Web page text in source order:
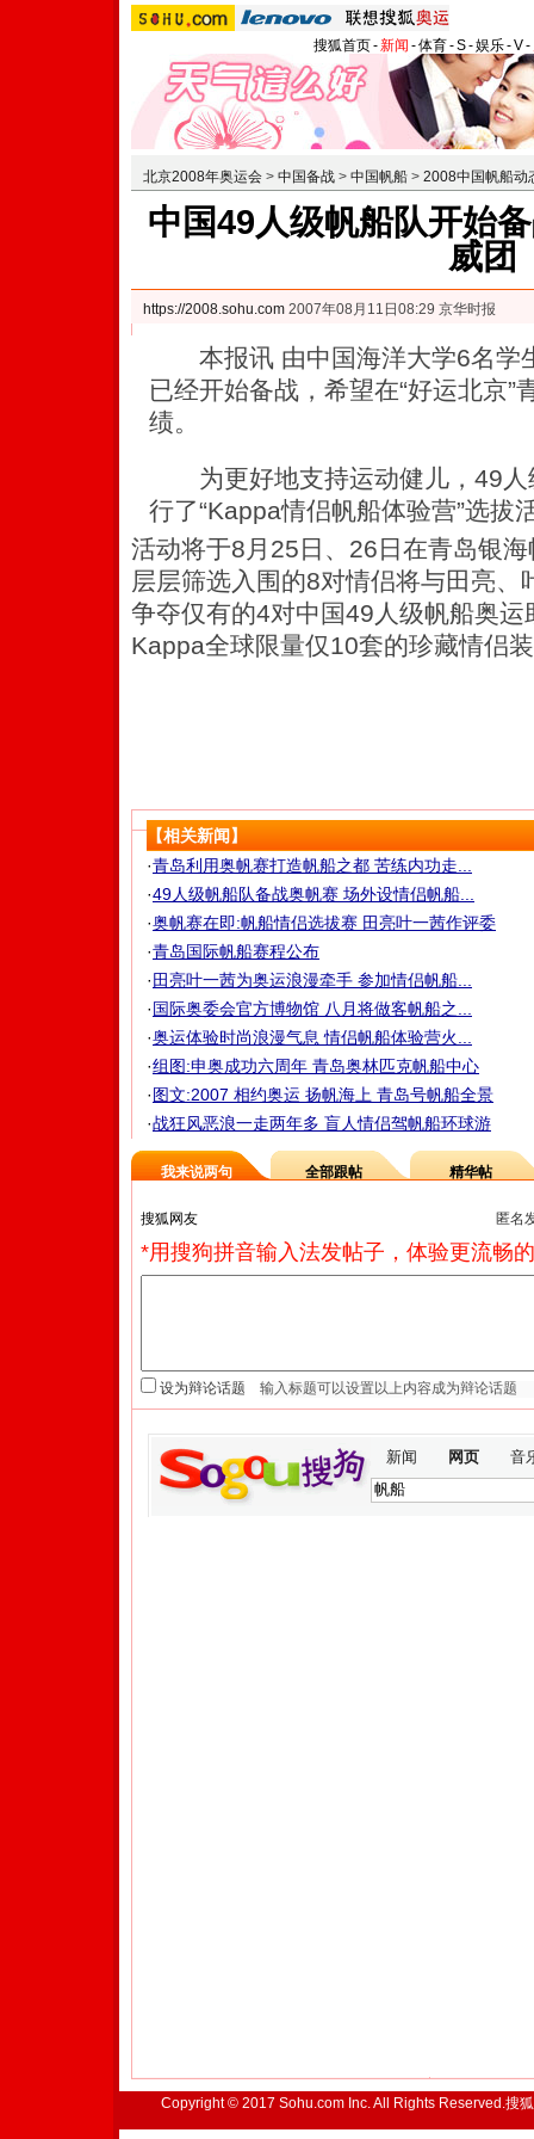
搜狐首页-新闻 -体育-S-娱乐-V-
北京2008年奥运会 > 中国备战 > 中国帆船 > 2008中国帆船动
中国49人级帆船队开始
威团
https://2008.sohu.com 2007年08月11日08:29 京华时报
本报讯 由中国海洋大学6名学
已经开始备战，希望在“好运北京”
绩。
为更好地支持运动健儿，49人
行了“Kappa情侣帆船体验营”选拔
活动将于8月25日、26日在青岛银
层层筛选入围的8对情侣将与田亮、
争夺仅有的4对中国49人级帆船奥
Kappa全球限量仅10套的珍藏情侣
【相关新闻】
·青岛利用奥帆赛打造帆船之都 苦练内功走...
·49人级帆船队备战奥帆赛 场外设情侣帆船...
·奥帆赛在即:帆船情侣选拔赛 田亮叶一茜作评委
·青岛国际帆船赛程公布
· 田亮叶一茜为奥运浪漫牵手 参加情侣帆船...
·国际奥委会官方博物馆 八月将做客帆船之...
·奥运体验时尚浪漫气息 情侣帆船体验营火...
·组图:申奥成功六周年 青岛奥林匹克帆船中心
·图文:2007 相约奥运 扬帆海上 青岛号帆船全景
·战狂风恶浪一走两年多 盲人情侣驾帆船环球游
我来说两句 全部跟帖 精华帖
匿名
*用搜狗拼音输入法发帖子，体验更流畅
设为辩论话题
新闻 网页 音
Copyright © 2017 Sohu.com Inc. All Rights Reserved.搜